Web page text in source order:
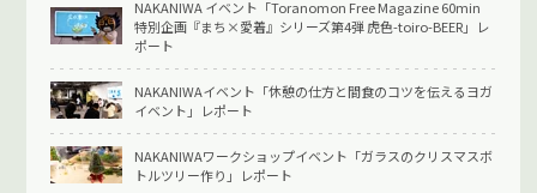
NAKANIWA イベント「Toranomon Free Magazine 60min
特別企画『まち×愛着』シリーズ第4弾 虎色-toiro-BEER」レ
ポート
NAKANIWAイベント「休憩の仕方と間食のコツを伝えるヨガ
イベント」レポート
NAKANIWAワークショップイベント「ガラスのクリスマスボ
トルツリー作り」レポート